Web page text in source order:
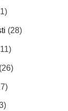
(28)
(26)